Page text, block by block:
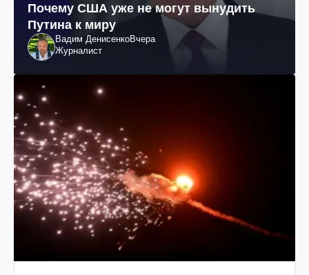
Почему США уже не могут вынудить
Путина к миру
Вадим ДенисенкоВчера
Журналист